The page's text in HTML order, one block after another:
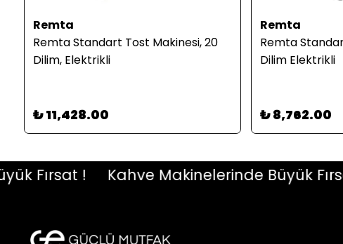
Remta
Remta Standart Tost Makinesi, 20
Dilim, Elektrikli
₺ 11,428.00
Remta
Remta
Dilim Elektrikli
₺ 8,762.00
Fırsat ! Kahve Makinelerinde Büyük Fırsat !